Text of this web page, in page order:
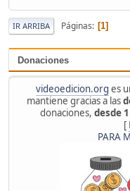
Donaciones
videoedicion.org es
mantiene gracias a las
donaciones, desde
[
PARA
IR ARRIBA Páginas 1